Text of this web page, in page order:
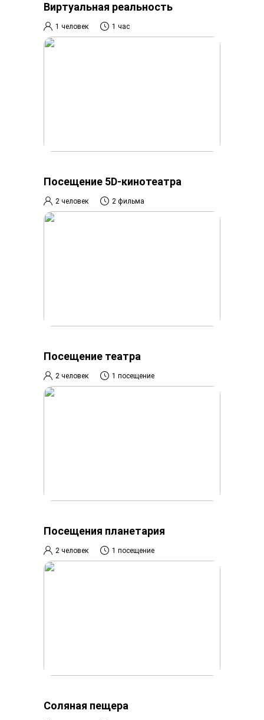
Виртуальная реальность
1 человек 1 час
Посещение 5D-кинотеатра
2 человек 2 фильма
Посещение театра
2 человек 1 посещение
Посещения планетария
2 человек 1 посещение
Соляная пещера